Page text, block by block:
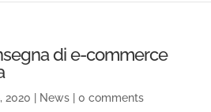
di e-commerce
2020 News| 0 comments